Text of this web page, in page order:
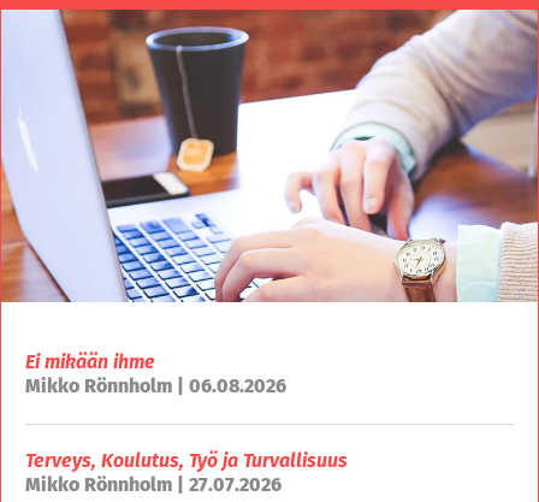
Ei mikään ihme
Mikko Rönnholm | 06.08.2026
Terveys, Koulutus, Työ ja Turvallisuus
Mikko Rönnholm | 27.07.2026